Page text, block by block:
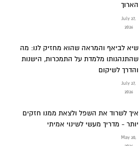
הארוך
July 27,
2026
שיא לביאף והמראה שהוא מחזיק לנו: מה
שהתנהגותו מלמדת על התמכרות, הישנות
והדרך לשיקום
July 27,
2026
איך לשרוד את השפל ולצאת ממנו חזקים
יותר - מדריך מעשי לשינוי אמיתי
May 20,